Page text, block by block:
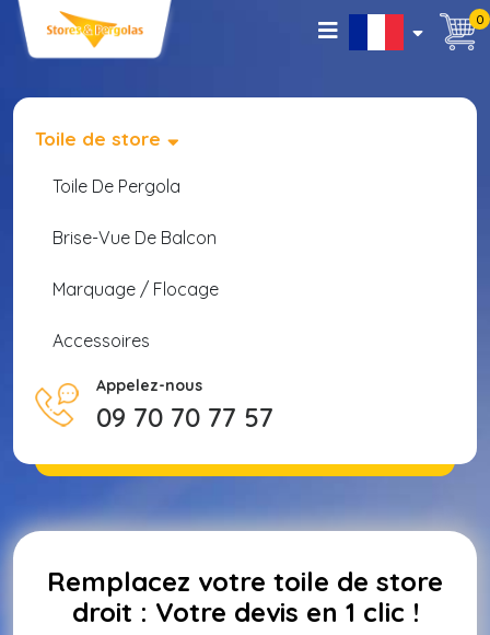
0
Toile de store
Toile De Pergola
Brise-Vue De Balcon
Marquage / Flocage
Accessoires
Appelez-nous
09 70 70 77 57
Remplacez votre toile de store
droit : Votre devis en 1 clic !